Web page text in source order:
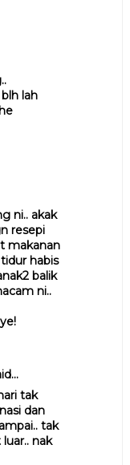
lah
ni.. akak
resepi
makanan
habis
balik
ni..
tak
dan
tak
nak